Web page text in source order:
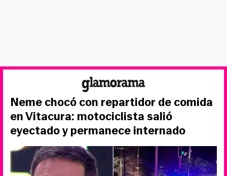
Neme chocó con repartidor de comida
en Vitacura: motociclista salió
eyectado y permanece internado